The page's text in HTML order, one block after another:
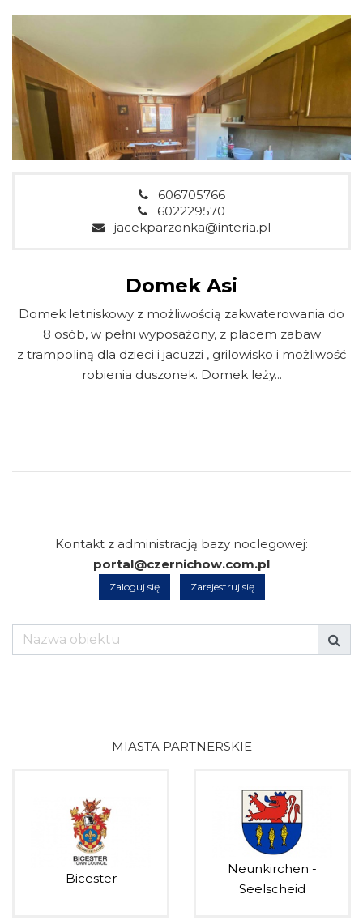
606705766
602229570
jacekparzonka@interia.pl
Domek Asi
Domek letniskowy z możliwością zakwaterowania do
8 osób, w pełni wyposażony, z placem zabaw
z trampoliną dla dzieci i jacuzzi , grilowisko i możliwość
robienia duszonek. Domek leży...
Kontakt z administracją bazy noclegowej:
portal@czernichow.com.pl
Zaloguj się Zarejestruj się
MIASTA PARTNERSKIE
Bicester
Neunkirchen -
Seelscheid